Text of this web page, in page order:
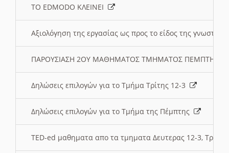
ΤΟ EDMODO ΚΛΕΙΝΕΙ
Αξιολόγηση της εργασίας ως προς το είδος της
ΠΑΡΟΥΣΙΑΣΗ 2ΟΥ ΜΑΘΗΜΑΤΟΣ ΤΜΗΜΑΤΟΣ
Δηλώσεις επιλογών για το Τμήμα Τρίτης 12-3
Δηλώσεις επιλογών για το Τμήμα της Πέμπτης
TED-ed μαθηματα απο τα τμηματα Δευτερας 12-3,